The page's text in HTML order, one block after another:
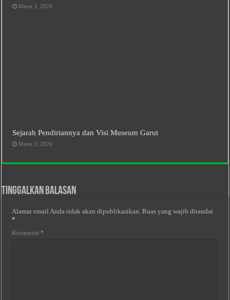
Maret 3, 2026
Sejarah Pendiriannya dan Visi Museum Garut
Maret 3, 2026
Tinggalkan Balasan
Alamat email Anda tidak akan dipublikasikan. Ruas yang wajib ditandai
*
Komentar *